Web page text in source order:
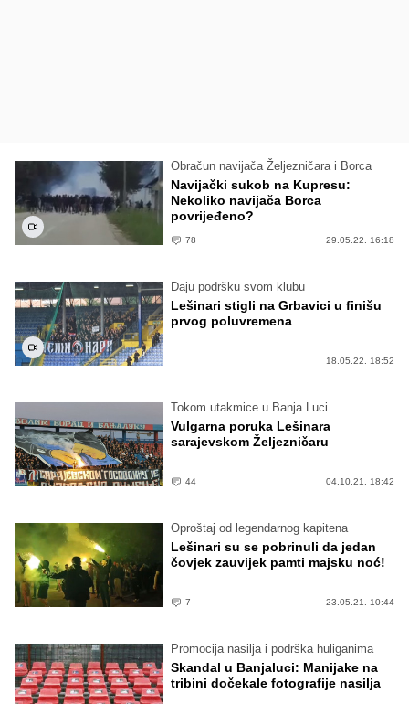
Obračun navijača Željezničara i Borca
Navijački sukob na Kupresu:
Nekoliko navijača Borca
povrijeđeno?
78 29.05.22. 16:18
Daju podršku svom klubu
Lešinari stigli na Grbavici u finišu
prvog poluvremena
18.05.22. 18:52
Tokom utakmice u Banja Luci
Vulgarna poruka Lešinara
sarajevskom Željezničaru
44 04.10.21. 18:42
Oproštaj od legendarnog kapitena
Lešinari su se pobrinuli da jedan
čovjek zauvijek pamti majsku noć!
7 23.05.21. 10:44
Promocija nasilja i podrška huliganima
Skandal u Banjaluci: Manijake na
tribini dočekale fotografije nasilja